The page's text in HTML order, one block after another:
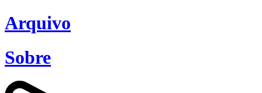
Arquivo
Sobre